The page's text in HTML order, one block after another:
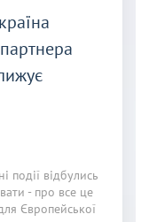
події відбулись
- про все це
Європейської